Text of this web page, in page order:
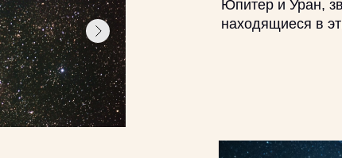
Юпитер и Уран,
находящиеся в